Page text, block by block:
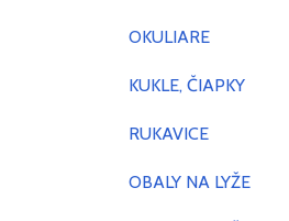
OKULIARE
KUKLE, ČIAPKY
RUKAVICE
OBALY NA LYŽE